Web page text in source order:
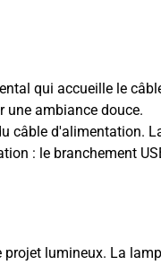
qui accueille le
une ambiance douce.
câble d'alimentation.
: le branchement
projet lumineux. La